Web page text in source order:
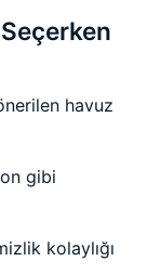
havuz
gibi
kolaylığı